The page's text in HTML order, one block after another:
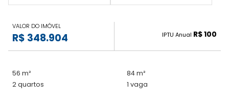
VALOR DO IMÓVEL
R$ 348.904 IPTU Anual R$ 100
56 m²
84 m²
2 quartos
1 vaga